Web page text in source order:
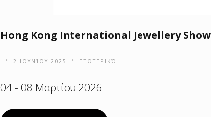
Hong Kong International Jewellery Show
2 ΙΟΥΝΊΟΥ 2025 ΕΞΩΤΕΡΙΚΌ
04 - 08 Μαρτίου 2026